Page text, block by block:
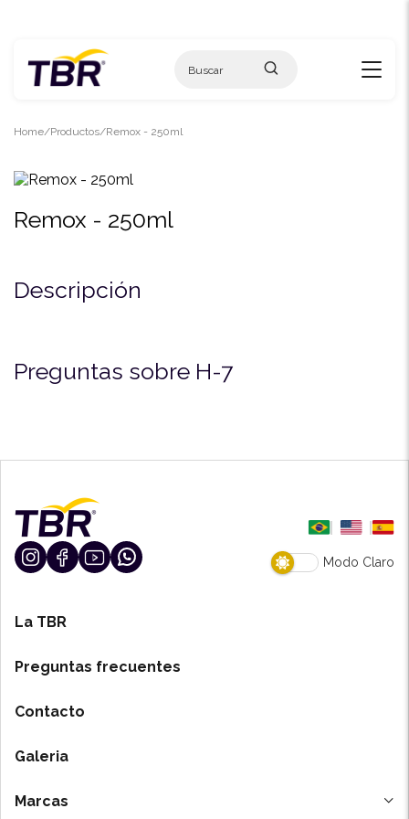
Home Productos Remox - 250ml
Remox - 250ml
Descripción
Preguntas sobre H-7
Modo Claro
La TBR
Preguntas frecuentes
Contacto
Galeria
Marcas